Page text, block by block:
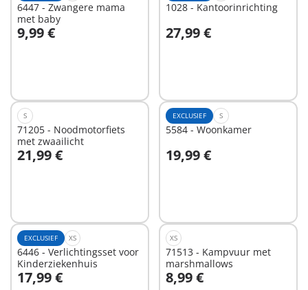
6447 - Zwangere mama
met baby
9,99 €
In winkelwagen
1028 - Kantoorinrichting
27,99 €
In winkelwagen
S
71205 - Noodmotorfiets
met zwaailicht
21,99 €
In winkelwagen
EXCLUSIEF S
5584 - Woonkamer
19,99 €
In winkelwagen
EXCLUSIEF XS
6446 - Verlichtingsset voor
Kinderziekenhuis
17,99 €
In winkelwagen
XS
71513 - Kampvuur met
marshmallows
8,99 €
In winkelwagen